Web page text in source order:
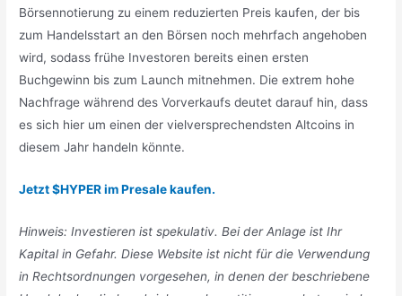
Börsennotierung zu einem reduzierten Preis kaufen, der bis
zum Handelsstart an den Börsen noch mehrfach angehoben
wird, sodass frühe Investoren bereits einen ersten
Buchgewinn bis zum Launch mitnehmen. Die extrem hohe
Nachfrage während des Vorverkaufs deutet darauf hin, dass
es sich hier um einen der vielversprechendsten Altcoins in
diesem Jahr handeln könnte.
Jetzt $HYPER im Presale kaufen.
Hinweis: Investieren ist spekulativ. Bei der Anlage ist Ihr
Kapital in Gefahr. Diese Website ist nicht für die Verwendung
in Rechtsordnungen vorgesehen, in denen der beschriebene